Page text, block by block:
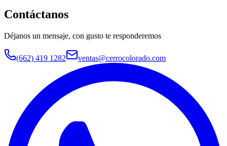
Contáctanos
Déjanos un mensaje, con gusto te responderemos
(662) 419 1282 ventas@cerrocolorado.com